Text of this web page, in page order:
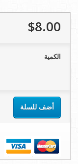
$8.00
الكمية
أضف للسلة